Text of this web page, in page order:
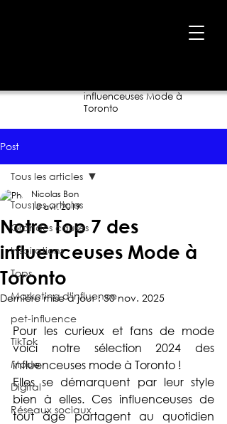
influenceuses Mode à
Toronto
Post
Tous les articles
Grandes causes
Inspirations
Tops
Marketing d'influence
pet-influence
TikTok
Mode
Digital
Réseaux sociaux
Tous les articles
Notre Top 7 des
influenceuses Mode à
Toronto
Nicolas Bon
18 avr. 2019
Dernière mise à jour :30 nov. 2025
Pour les curieux et fans de mode
voici notre sélection 2024 des
influenceuses mode à Toronto !
Elles se démarquent par leur style
bien à elles. Ces influenceuses de
tout âge partagent au quotidien